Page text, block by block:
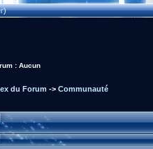
)
: Aucun
du Forum -> Communauté